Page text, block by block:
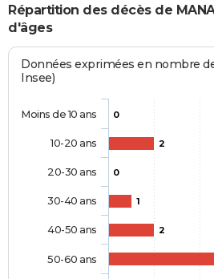
Répartition des décès de
d'âges
Données exprimées en nombre
Insee)
0
2
0
1
2
Moins de 10 ans
10-20 ans
20-30 ans
30-40 ans
40-50 ans
50-60 ans